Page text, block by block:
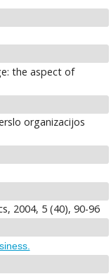
the aspect of
organizacijos
2004, 5 (40), 90-96